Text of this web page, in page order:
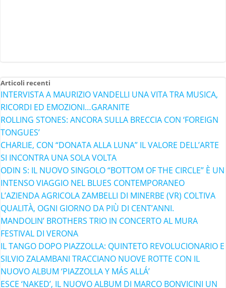
Articoli recenti
INTERVISTA A MAURIZIO VANDELLI UNA VITA TRA MUSICA,
RICORDI ED EMOZIONI…GARANITE
ROLLING STONES: ANCORA SULLA BRECCIA CON ‘FOREIGN
TONGUES’
CHARLIE, CON “DONATA ALLA LUNA” IL VALORE DELL’ARTE
SI INCONTRA UNA SOLA VOLTA
ODIN S: IL NUOVO SINGOLO “BOTTOM OF THE CIRCLE” È UN
INTENSO VIAGGIO NEL BLUES CONTEMPORANEO
L’AZIENDA AGRICOLA ZAMBELLI DI MINERBE (VR) COLTIVA
QUALITÀ, OGNI GIORNO DA PIÙ DI CENT’ANNI.
MANDOLIN’ BROTHERS TRIO IN CONCERTO AL MURA
FESTIVAL DI VERONA
IL TANGO DOPO PIAZZOLLA: QUINTETO REVOLUCIONARIO E
SILVIO ZALAMBANI TRACCIANO NUOVE ROTTE CON IL
NUOVO ALBUM ‘PIAZZOLLA Y MÁS ALLÁ’
ESCE ‘NAKED’, IL NUOVO ALBUM DI MARCO BONVICINI UN